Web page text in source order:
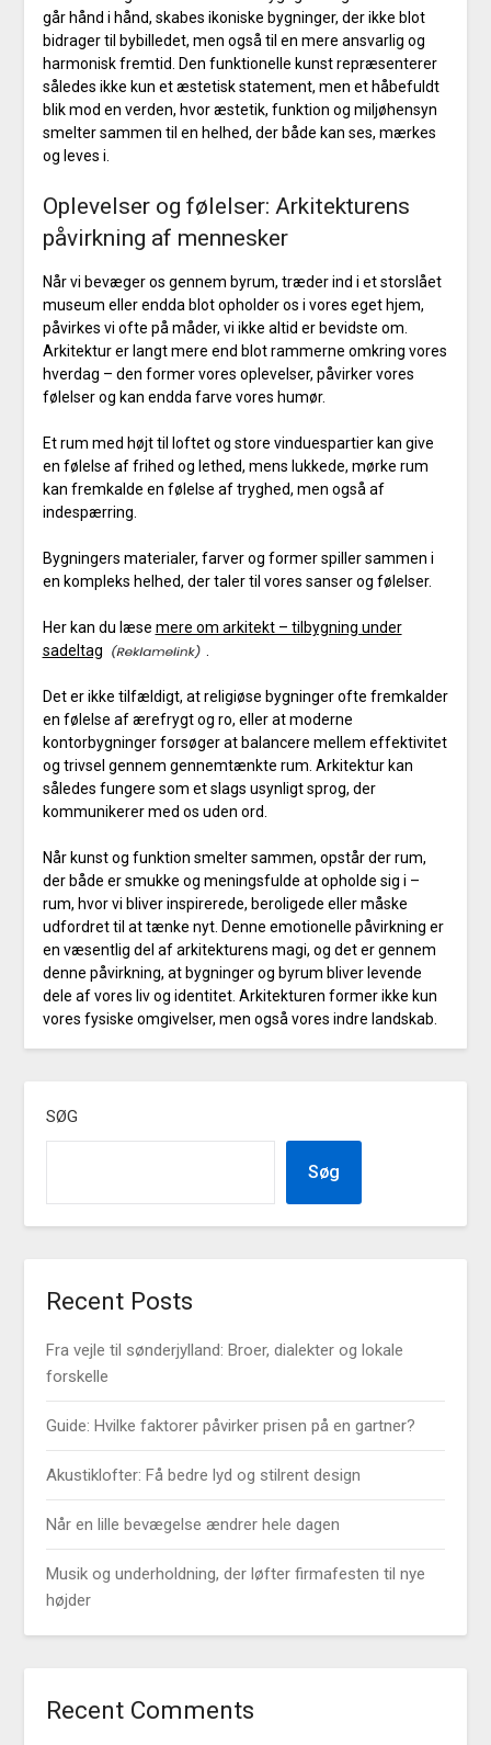
går hånd i hånd, skabes ikoniske bygninger, der ikke blot
bidrager til bybilledet, men også til en mere ansvarlig og
harmonisk fremtid. Den funktionelle kunst repræsenterer
således ikke kun et æstetisk statement, men et håbefuldt
blik mod en verden, hvor æstetik, funktion og miljøhensyn
smelter sammen til en helhed, der både kan ses, mærkes
og leves i.
Oplevelser og følelser: Arkitekturens
påvirkning af mennesker
Når vi bevæger os gennem byrum, træder ind i et storslået
museum eller endda blot opholder os i vores eget hjem,
påvirkes vi ofte på måder, vi ikke altid er bevidste om.
Arkitektur er langt mere end blot rammerne omkring vores
hverdag – den former vores oplevelser, påvirker vores
følelser og kan endda farve vores humør.
Et rum med højt til loftet og store vinduespartier kan give
en følelse af frihed og lethed, mens lukkede, mørke rum
kan fremkalde en følelse af tryghed, men også af
indespærring.
Bygningers materialer, farver og former spiller sammen i
en kompleks helhed, der taler til vores sanser og følelser.
Her kan du læse mere om arkitekt – tilbygning under
sadeltag
Det er ikke tilfældigt, at religiøse bygninger ofte fremkalder
en følelse af ærefrygt og ro, eller at moderne
kontorbygninger forsøger at balancere mellem effektivitet
og trivsel gennem gennemtænkte rum. Arkitektur kan
således fungere som et slags usynligt sprog, der
kommunikerer med os uden ord.
Når kunst og funktion smelter sammen, opstår der rum,
der både er smukke og meningsfulde at opholde sig i –
rum, hvor vi bliver inspirerede, beroligede eller måske
udfordret til at tænke nyt. Denne emotionelle påvirkning er
en væsentlig del af arkitekturens magi, og det er gennem
denne påvirkning, at bygninger og byrum bliver levende
dele af vores liv og identitet. Arkitekturen former ikke kun
vores fysiske omgivelser, men også vores indre landskab.
SØG
Søg
Recent Posts
Fra vejle til sønderjylland: Broer, dialekter og lokale
forskelle
Guide: Hvilke faktorer påvirker prisen på en gartner?
Akustiklofter: Få bedre lyd og stilrent design
Når en lille bevægelse ændrer hele dagen
Musik og underholdning, der løfter firmafesten til nye
højder
Recent Comments